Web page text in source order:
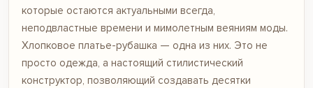
которые остаются актуальными всегда,
неподвластные времени и мимолетным веяниям моды.
Хлопковое платье-рубашка — одна из них. Это не
просто одежда, а настоящий стилистический
конструктор, позволяющий создавать десятки